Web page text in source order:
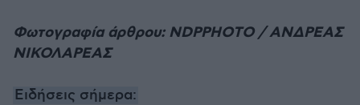
Φωτογραφία άρθρου: NDPPHOTO / ΑΝΔΡΕΑΣ
ΝΙΚΟΛΑΡΕΑΣ
Ειδήσεις σήμερα: